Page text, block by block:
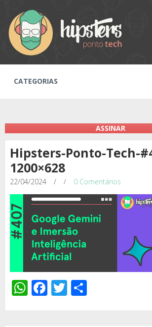
CATEGORIAS
ASSINAR
Hipsters-Ponto-Tech-
1200×628
22/04/2024 / / 0 Comentários
WhatsApp
Facebook
Twitter